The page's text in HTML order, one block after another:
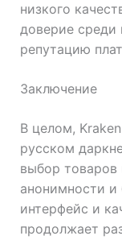
низкого
доверие среди
репутацию
Заключение
В целом,
русском
выбор товаров
анонимности и
интерфейс и
продолжает